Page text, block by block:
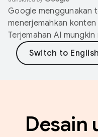
Google menggunakan
menerjemahkan
Terjemahan AI
Desain